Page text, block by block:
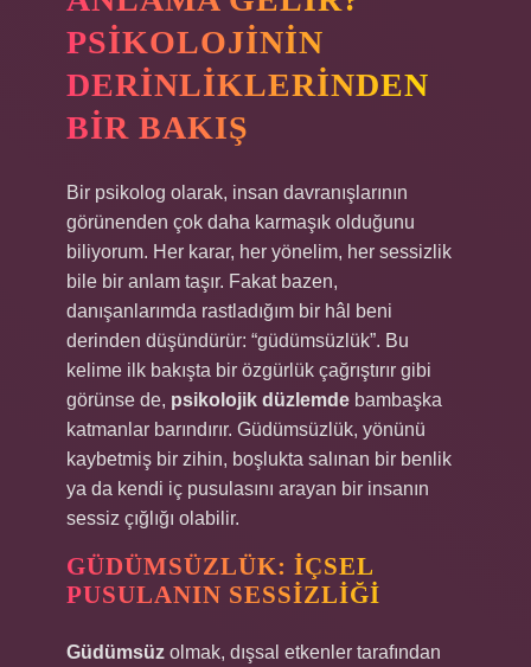
PSIKOLOJININ
DERINLIKLERINDEN
BIR BAKIŞ
Bir psikolog olarak, insan davranışlarının
görünenden çok daha karmaşık olduğunu
biliyorum. Her karar, her yönelim, her sessizlik
bile bir anlam taşır. Fakat bazen,
danışanlarımda rastladığım bir hâl beni
derinden düşündürür: “güdümsüzlük”. Bu
kelime ilk bakışta bir özgürlük çağrıştırır gibi
görünse de, psikolojik düzlemde bambaşka
katmanlar barındırır. Güdümsüzlük, yönünü
kaybetmiş bir zihin, boşlukta salınan bir benlik
ya da kendi iç pusulasını arayan bir insanın
sessiz çığlığı olabilir.
GÜDÜMSÜZLÜK: İÇSEL
PUSULANIN SESSIZLIĞI
Güdümsüz olmak, dışsal etkenler tarafından